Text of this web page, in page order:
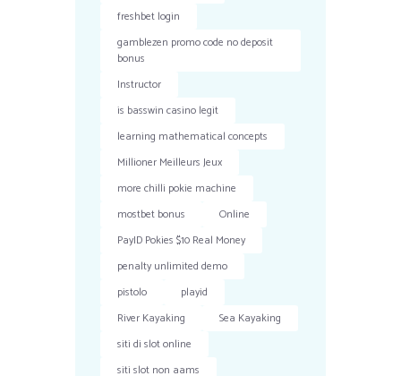
freshbet login
gamblezen promo code no deposit
bonus
Instructor
is basswin casino legit
learning mathematical concepts
Millioner Meilleurs Jeux
more chilli pokie machine
mostbet bonus
Online
PayID Pokies $10 Real Money
penalty unlimited demo
pistolo
playid
River Kayaking
Sea Kayaking
siti di slot online
siti slot non aams